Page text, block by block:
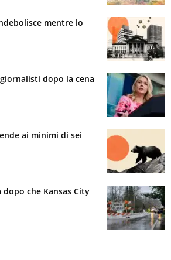
mentre lo
dopo la cena
ai minimi di sei
che Kansas City